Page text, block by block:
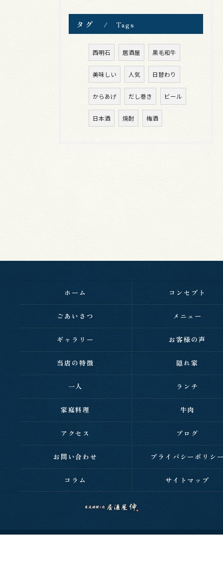
タグ Tags
西明石 居酒屋 黒毛和牛
美味しい 人気 日替わり
からあげ だし巻き ビール
日本酒 焼酎 梅酒
ホーム コンセプト
ごあいさつ メニュー
ギャラリー お客様の声
当店の特徴 隠れ家
一人 ランチ
家庭料理 牛肉
アクセス ブログ
お問い合わせ プライバシーポリシ
コラム サイトマップ